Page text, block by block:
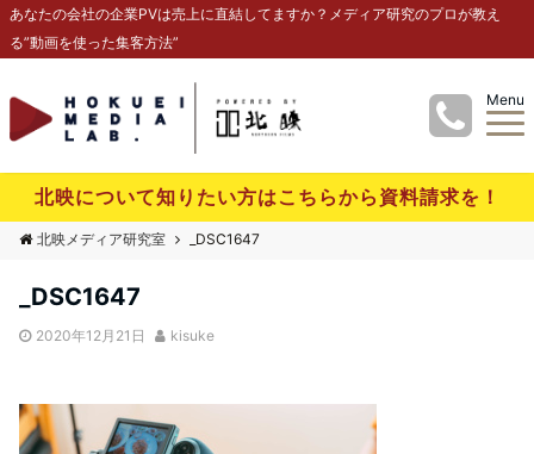
あなたの会社の企業PVは売上に直結してますか？メディア研究のプロが教え
る”動画を使った集客方法”
Menu
北映について知りたい方はこちらから資料請求を！
北映メディア研究室 _DSC1647
_DSC1647
2020年12月21日 kisuke